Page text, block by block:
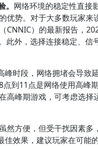
网络环境的稳定性直接
优势。对于大多数玩家来
）的最新报告，
外，选择连接稳定、信
时段，网络拥堵会导致
到11点是网络使用高峰
高峰期游戏，可考虑选择
然方便，但受干扰因素多
佳效果，建议玩家在可能